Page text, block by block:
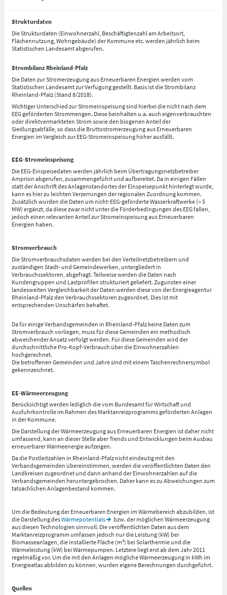
Strukturdaten
Die Strukturdaten (Einwohnerzahl, Beschäftigtenzahl am Arbeitsort,
Flächennutzung, Wohngebäude) der Kommune etc. werden jährlich beim
Statistischen Landesamt abgerufen.
Strombilanz Rheinland-Pfalz
Die Daten zur Stromerzeugung aus Erneuerbaren Energien werden vom
Statistischen Landesamt zur Verfügung gestellt. Basis ist die Strombilanz
Rheinland-Pfalz (Stand 8/2018).
Wichtiger Unterschied zur Stromeinspeisung sind hierbei die nicht nach dem
EEG geförderten Strommengen. Diese beinhalten u.a. auch eigenverbrauchten
oder direktvermarkteten Strom sowie den biogenen Anteil der
Siedlungsabfälle, so dass die Bruttostromerzeugung aus Erneuerbaren
Energien im Vergleich zur EEG-Stromeinspeisung höher ausfällt.
EEG-Stromeinspeisung
Die EEG-Einspeisedaten werden jährlich beim Übertragungsnetzbetreiber
Amprion abgerufen, zusammengeführt und aufbereitet. Da in einigen Fällen
statt der Anschrift des Anlagenstandortes der Einspeisepunkt hinterlegt wurde,
kann es hier zu leichten Verzerrungen der regionalen Zuordnung kommen.
Zusätzlich wurden die Daten um nicht-EEG-geförderte Wasserkraftwerke (> 5
MW) ergänzt, da diese zwar nicht unter die Förderbedingungen des EEG fallen,
jedoch einen relevanten Anteil zur Stromeinspeisung aus Erneuerbaren
Energien haben.
Stromverbrauch
Die Stromverbrauchsdaten werden bei den Verteilnetzbetreibern und
zuständigen Stadt- und Gemeindewerken, untergliedert in
Verbrauchssektoren, abgefragt. Teilweise werden die Daten nach
Kundengruppen und Lastprofilen strukturiert geliefert. Zugunsten einer
landesweiten Vergleichbarkeit der Daten werden diese von der Energieagentur
Rheinland-Pfalz den Verbrauchssektoren zugeordnet. Dies ist mit
entsprechenden Unschärfen behaftet.
Da für einige Verbandsgemeinden in Rheinland-Pfalz keine Daten zum
Stromverbrauch vorliegen, muss für diese Gemeinden ein methodisch
abweichender Ansatz verfolgt werden. Für diese Gemeinden wird der
durchschnittliche Pro-Kopf-Verbrauch über die Einwohnerzahlen
hochgerechnet.
Die betroffenen Gemeinden und Jahre sind mit einem Taschenrechnersymbol
gekennzeichnet.
EE-Wärmeerzeugung
Berücksichtigt werden lediglich die vom Bundesamt für Wirtschaft und
Ausfuhrkontrolle im Rahmen des Marktanreizprogramms geförderten Anlagen
in der Kommune.
Die Darstellung der Wärmeerzeugung aus Erneuerbaren Energien ist daher nicht
umfassend, kann an dieser Stelle aber Trends und Entwicklungen beim Ausbau
erneuerbarer Wärmeenergie aufzeigen.
Da die Postleitzahlen in Rheinland-Pfalz nicht eindeutig mit den
Verbandsgemeinden übereinstimmen, werden die veröffentlichten Daten den
Landkreisen zugeordnet und dann anhand der Einwohnerzahlen auf die
Verbandsgemeinden heruntergebrochen. Daher kann es zu Abweichungen zum
tatsächlichen Anlagenbestand kommen.
Um die Bedeutung der Erneuerbaren Energien im Wärmebereich abzubilden, ist
die Darstellung desWärmepotentials
bzw. der möglichen Wärmeerzeugung
aus diesen Technologien sinnvoll. Die veröffentlichten Daten aus dem
Marktanreizprogramm umfassen jedoch nur die Leistung (kW) bei
Biomasseanlagen, die installierte Fläche (m²) bei Solarthermie und die
Wärmeleistung (kW) bei Wärmepumpen. Letztere liegt erst ab dem Jahr 2011
regelmäßig vor. Um die mit den Anlagen mögliche Wärmeerzeugung in kWh im
Energieatlas abbilden zu können, wurden eigene Berechnungen durchgeführt.
Quellen